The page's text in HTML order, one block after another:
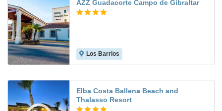
AZZ Guadacorte Campo de Gibraltar
Los Barrios
Elba Costa Ballena Beach and
Thalasso Resort